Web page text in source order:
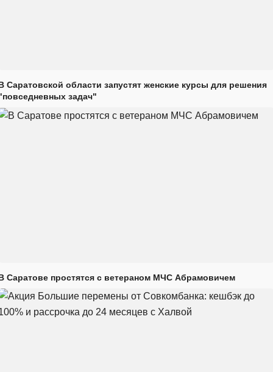
Саратовской области запустят женские курсы для решения
задач"
Саратове простятся с ветераном МЧС Абрамовичем